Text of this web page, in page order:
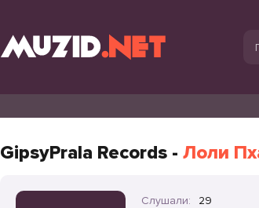
GipsyPrala Records - Лоли
Слушали:
29